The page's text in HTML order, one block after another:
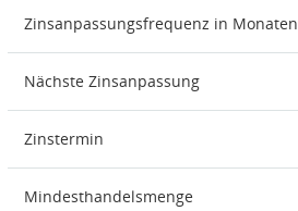
Zinsanpassungsfrequenz in Monaten
Nächste Zinsanpassung
Zinstermin
Mindesthandelsmenge